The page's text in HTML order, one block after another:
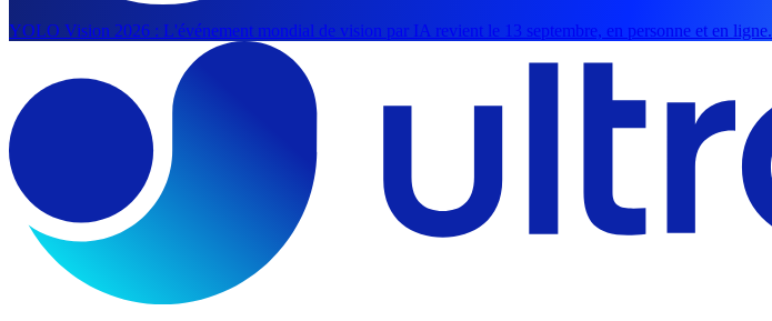
YOLO Vision 2026 : L'événement mondial de vision par IA revient le 13 septembre, en personne et en ligne.